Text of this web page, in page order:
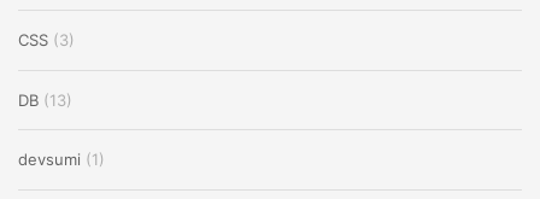
CSS (3)
DB (13)
devsumi (1)